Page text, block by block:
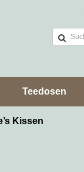
Teedosen
Kissen